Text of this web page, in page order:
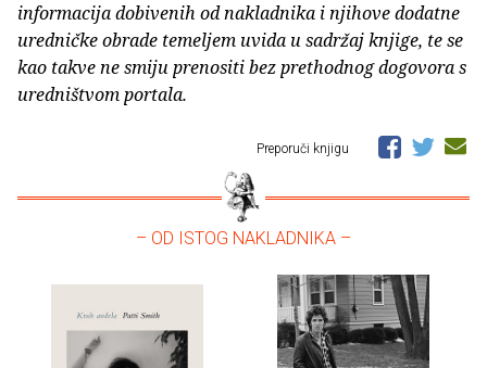
informacija dobivenih od nakladnika i njihove dodatne
uredničke obrade temeljem uvida u sadržaj knjige, te se
kao takve ne smiju prenositi bez prethodnog dogovora s
uredništvom portala.
Preporuči knjigu
– OD ISTOG NAKLADNIKA –